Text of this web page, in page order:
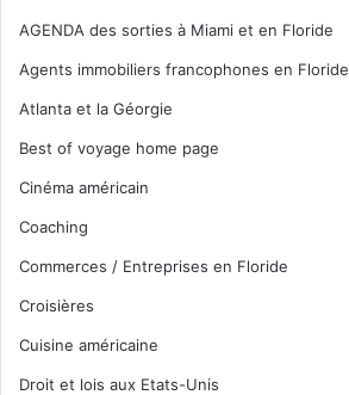
AGENDA des sorties à Miami et en Floride
Agents immobiliers francophones en Floride
Atlanta et la Géorgie
Best of voyage home page
Cinéma américain
Coaching
Commerces / Entreprises en Floride
Croisières
Cuisine américaine
Droit et lois aux Etats-Unis